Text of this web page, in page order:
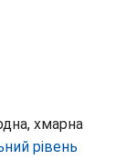
хмарна
рівень